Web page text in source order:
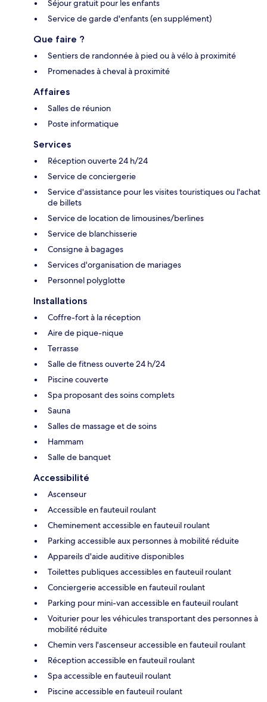
Séjour gratuit pour les enfants
Service de garde d'enfants (en supplément)
Que faire ?
Sentiers de randonnée à pied ou à vélo à proximité
Promenades à cheval à proximité
Affaires
Salles de réunion
Poste informatique
Services
Réception ouverte 24 h/24
Service de conciergerie
Service d'assistance pour les visites touristiques ou l'achat
de billets
Service de location de limousines/berlines
Service de blanchisserie
Consigne à bagages
Services d'organisation de mariages
Personnel polyglotte
Installations
Coffre-fort à la réception
Aire de pique-nique
Terrasse
Salle de fitness ouverte 24 h/24
Piscine couverte
Spa proposant des soins complets
Sauna
Salles de massage et de soins
Hammam
Salle de banquet
Accessibilité
Ascenseur
Accessible en fauteuil roulant
Cheminement accessible en fauteuil roulant
Parking accessible aux personnes à mobilité réduite
Appareils d'aide auditive disponibles
Toilettes publiques accessibles en fauteuil roulant
Conciergerie accessible en fauteuil roulant
Parking pour mini-van accessible en fauteuil roulant
Voiturier pour les véhicules transportant des personnes à
mobilité réduite
Chemin vers l'ascenseur accessible en fauteuil roulant
Réception accessible en fauteuil roulant
Spa accessible en fauteuil roulant
Piscine accessible en fauteuil roulant